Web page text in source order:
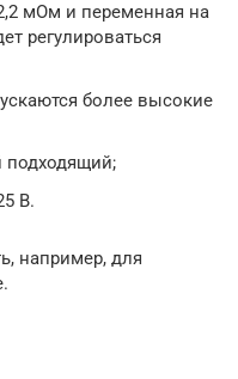
мОм и переменная на
регулироваться
более высокие
подходящий;
В.
например, для